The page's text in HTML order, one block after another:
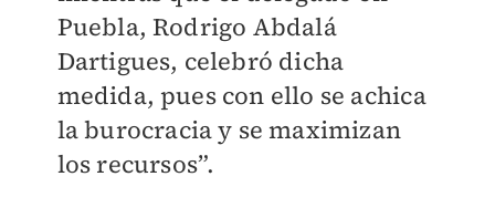
Puebla, Rodrigo Abdalá
Dartigues, celebró dicha
medida, pues con ello se achica
la burocracia y se maximizan
los recursos”.